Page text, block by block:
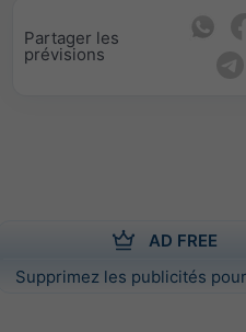
Partager les
prévisions
AD FREE
Supprimez les publicités